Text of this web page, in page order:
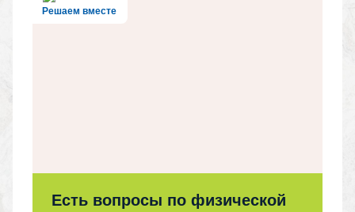
Решаем вместе
Есть вопросы по физической